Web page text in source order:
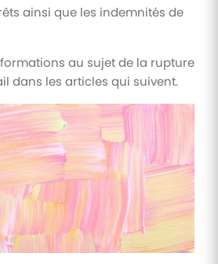
ainsi que les indemnités de
au sujet de la rupture
dans les articles qui suivent.